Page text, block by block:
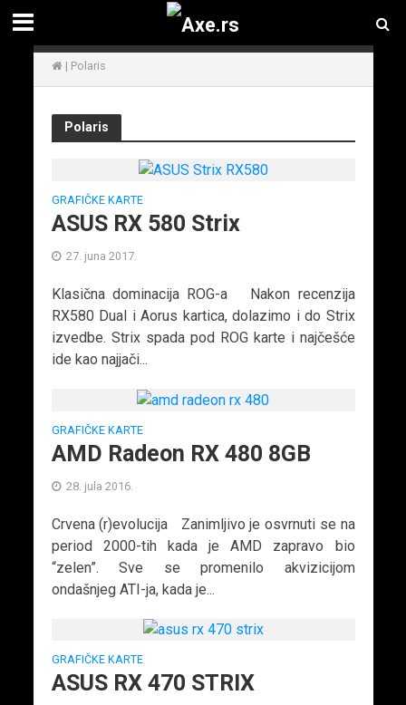
| Polaris
Polaris
GRAFIČKE KARTE
ASUS RX 580 Strix
27. juna 2017.
Klasična dominacija ROG-a Nakon recenzija
RX580 Dual i Aorus kartica, dolazimo i do Strix
izvedbe. Strix spada pod ROG karte i najčešće
ide kao najjači...
GRAFIČKE KARTE
AMD Radeon RX 480 8GB
28. jula 2016.
Crvena (r)evolucija Zanimljivo je osvrnuti se na
period 2000-tih kada je AMD zapravo bio
“zelen”. Sve se promenilo akvizicijom
ondašnjeg ATI-ja, kada je...
GRAFIČKE KARTE
ASUS RX 470 STRIX